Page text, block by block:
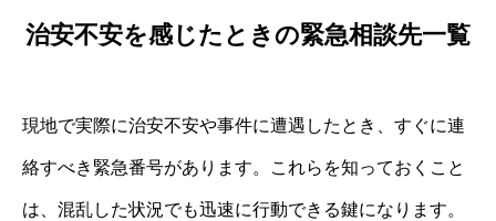
治安不安を感じたときの緊急相談先一覧
現地で実際に治安不安や事件に遭遇したとき、すぐに連
絡すべき緊急番号があります。これらを知っておくこと
は、混乱した状況でも迅速に行動できる鍵になります。